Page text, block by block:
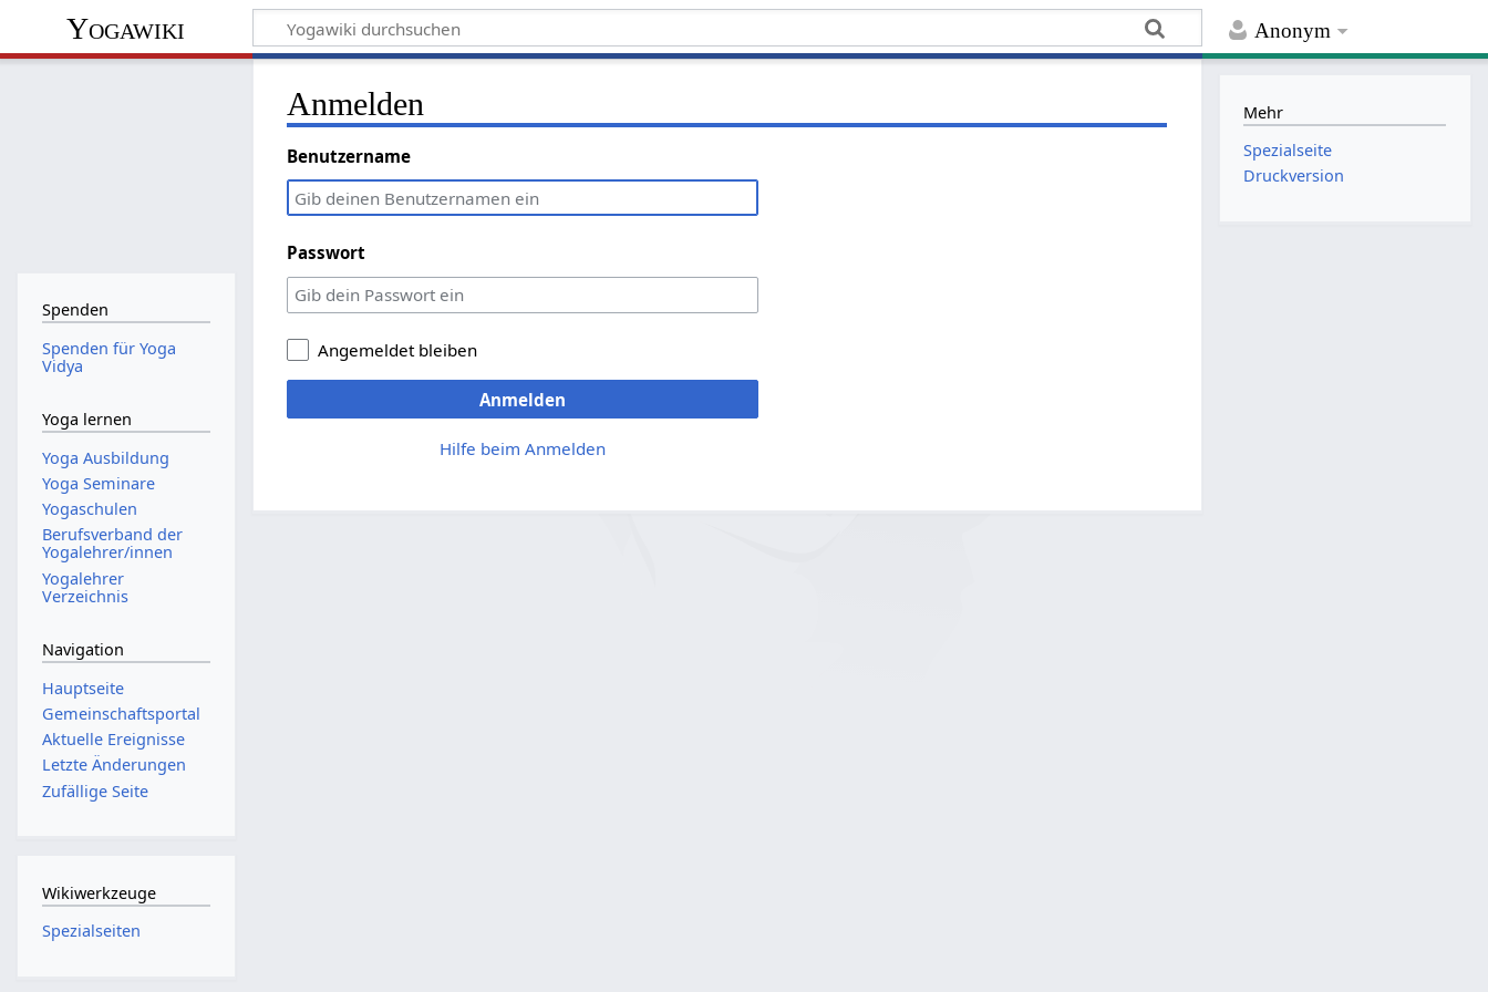
Anonym
Yogawiki
Anmelden
Benutzername
Passwort
Angemeldet bleiben
Anmelden
Hilfe beim Anmelden
Spenden
Spenden für Yoga
Vidya
Yoga lernen
Yoga Ausbildung
Yoga Seminare
Yogaschulen
Berufsverband der
Yogalehrer/innen
Yogalehrer
Verzeichnis
Navigation
Hauptseite
Gemeinschafts­portal
Aktuelle Ereignisse
Letzte Änderungen
Zufällige Seite
Wikiwerkzeuge
Spezialseiten
Mehr
Spezialseite
Druckversion